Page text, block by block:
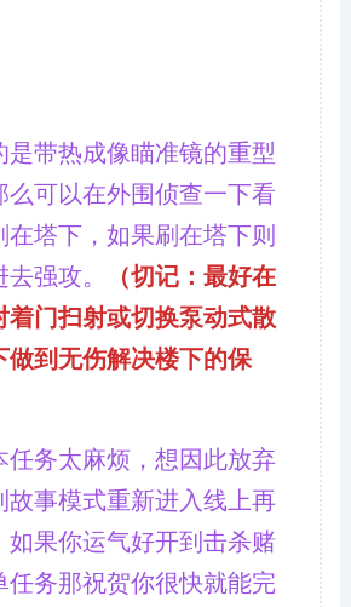
是带热成像瞄准镜的重型
么可以在外围侦查一下看
塔下，如果刷在塔下则
强攻。
（切记：最好在
着门扫射或切换泵动式散
做到无伤解决楼下的保
任务太麻烦，想因此放弃
故事模式重新进入线上再
如果你运气好开到击杀赌
任务那祝贺你很快就能完